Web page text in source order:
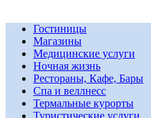
Гостиницы
Магазины
Медицинские услуги
Ночная жизнь
Рестораны, Кафе, Бары
Спа и веллнесс
Термальные курорты